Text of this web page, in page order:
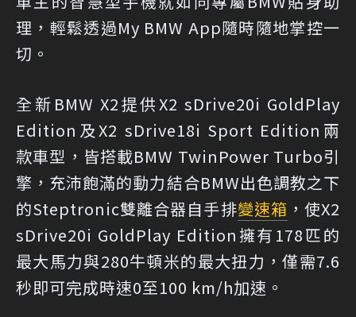
理，輕鬆透過My BMW App隨時隨地掌控一
切。
全新BMW X2提供X2 sDrive20i GoldPlay
Edition及X2 sDrive18i Sport Edition兩
款車型，皆搭載BMW TwinPower Turbo引
擎，充沛飽滿的動力結合BMW出色調教之下
的Steptronic雙離合器自手排變速箱 ，使X2
sDrive20i GoldPlay Edition擁有178匹的
最大馬力與280牛頓米的最大扭力，僅需7.6
秒即可完成時速0至100 km/h加速。